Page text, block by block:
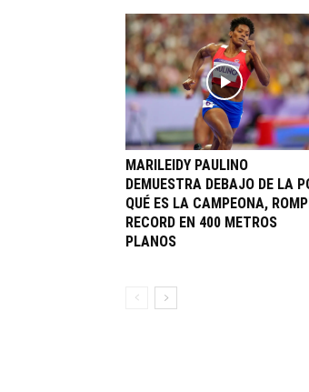
MARILEIDY PAULINO
DEMUESTRA DEBAJO DE LA
QUÉ ES LA CAMPEONA,
RECORD EN 400 METROS
PLANOS